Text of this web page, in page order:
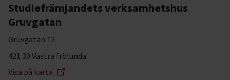
Studiefrämjandets verksamhetshus
Gruvgatan
Gruvgatan 12
421 30 Västra frölunda
Visa på karta